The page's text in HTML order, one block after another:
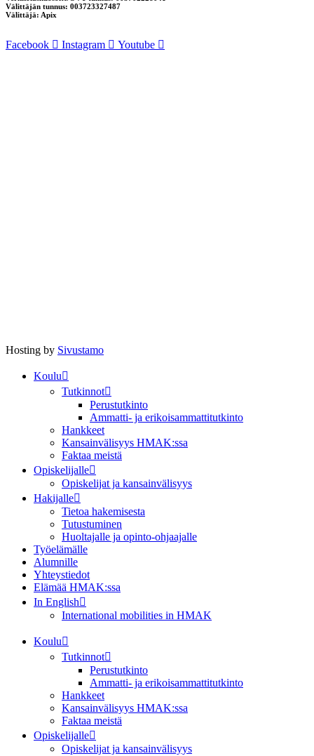
Välittäjän tunnus: 003723327487
Välittäjä: Apix
Facebook Instagram Youtube
Hosting by Sivustamo
Koulu
Tutkinnot
Perustutkinto
Ammatti- ja erikoisammattitutkinto
Hankkeet
Kansainvälisyys HMAK:ssa
Faktaa meistä
Opiskelijalle
Opiskelijat ja kansainvälisyys
Hakijalle
Tietoa hakemisesta
Tutustuminen
Huoltajalle ja opinto-ohjaajalle
Työelämälle
Alumnille
Yhteystiedot
Elämää HMAK:ssa
In English
International mobilities in HMAK
Koulu
Tutkinnot
Perustutkinto
Ammatti- ja erikoisammattitutkinto
Hankkeet
Kansainvälisyys HMAK:ssa
Faktaa meistä
Opiskelijalle
Opiskelijat ja kansainvälisyys